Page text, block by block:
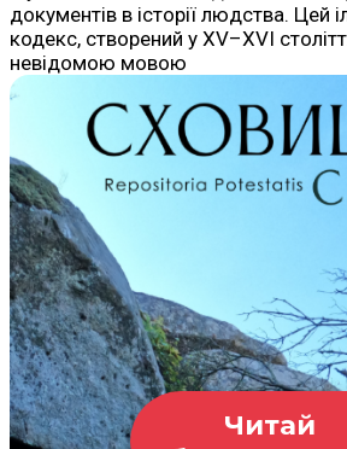
документів в історії людства. Цей
кодекс, створений у XV–XVI
невідомою мовою
Читай